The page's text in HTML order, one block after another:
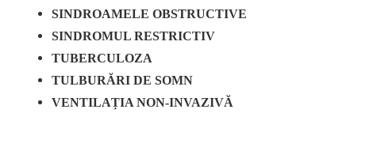
SINDROAMELE OBSTRUCTIVE
SINDROMUL RESTRICTIV
TUBERCULOZA
TULBURĂRI DE SOMN
VENTILAȚIA NON-INVAZIVĂ